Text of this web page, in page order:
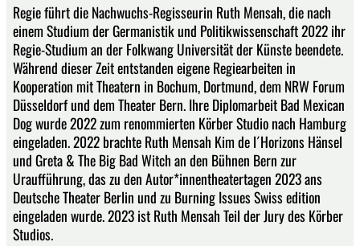
Regie führt die Nachwuchs-Regisseurin Ruth Mensah, die nach
einem Studium der Germanistik und Politikwissenschaft 2022 ihr
Regie-Studium an der Folkwang Universität der Künste beendete.
Während dieser Zeit entstanden eigene Regiearbeiten in
Kooperation mit Theatern in Bochum, Dortmund, dem NRW Forum
Düsseldorf und dem Theater Bern. Ihre Diplomarbeit Bad Mexican
Dog wurde 2022 zum renommierten Körber Studio nach Hamburg
eingeladen. 2022 brachte Ruth Mensah Kim de l´Horizons Hänsel
und Greta & The Big Bad Witch an den Bühnen Bern zur
Uraufführung, das zu den Autor*innentheatertagen 2023 ans
Deutsche Theater Berlin und zu Burning Issues Swiss edition
eingeladen wurde. 2023 ist Ruth Mensah Teil der Jury des Körber
Studios.